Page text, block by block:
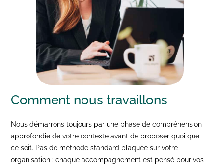
Comment nous travaillons
Nous démarrons toujours par une phase de compréhension
approfondie de votre contexte avant de proposer quoi que
ce soit. Pas de méthode standard plaquée sur votre
organisation : chaque accompagnement est pensé pour vos